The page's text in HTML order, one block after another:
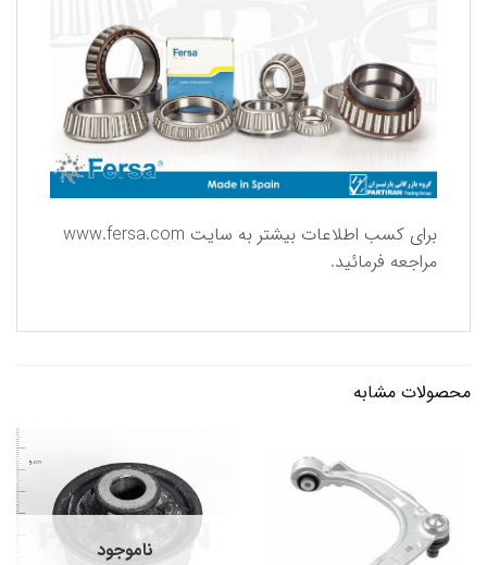
برای كسب اطلاعات بیشتر به سایت www.fersa.com
مراجعه فرمائید.
محصولات مشابه
ناموجود